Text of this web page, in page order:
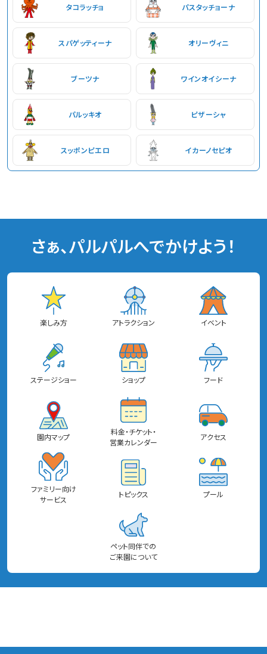
タコラッチョ パスタッチョーナ
スパゲッティーナ オリーヴィニ
ブーツナ ワインオイシーナ
パルッキオ ピザーシャ
スッポンピエロ イカーノセピオ
さぁ、パルパルへでかけよう！
楽しみ方 アトラクション イベント
ステージショー ショップ フード
園内マップ
料金・チケット・
営業カレンダー
アクセス
ファミリー向け
サービス
トピックス プール
ペット同伴での
ご来園について